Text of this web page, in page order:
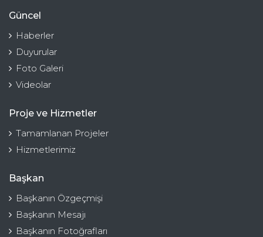
Güncel
Haberler
Duyurular
Foto Galeri
Videolar
Proje ve Hizmetler
Tamamlanan Projeler
Hizmetlerimiz
Başkan
Başkanın Özgeçmişi
Başkanın Mesajı
Başkanın Fotoğrafları